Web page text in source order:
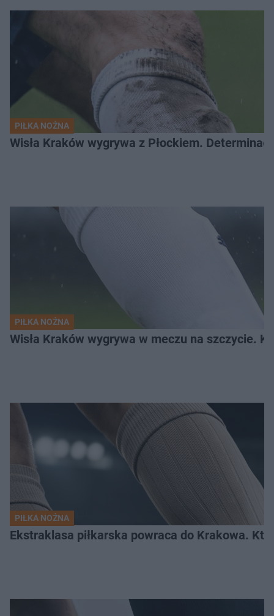
PIŁKA NOŻNA
Wisła Kraków wygrywa z Płockiem.
PIŁKA NOŻNA
Wisła Kraków wygrywa w meczu na szczycie.
PIŁKA NOŻNA
Ekstraklasa piłkarska powraca do Krakowa.